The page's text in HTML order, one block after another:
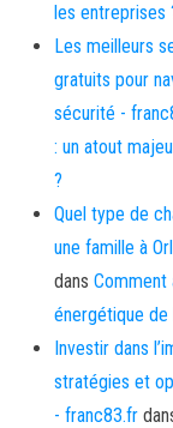
les entreprises
Les meilleurs
gratuits pour
sécurité -
: un atout
?
Quel type de
une famille à
dans Comment
énergétique de
Investir dans
stratégies et
- franc83.fr